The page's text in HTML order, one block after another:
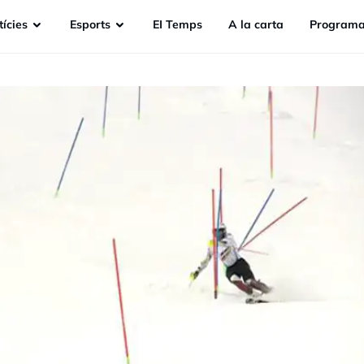
Esports EI Temps A la carta